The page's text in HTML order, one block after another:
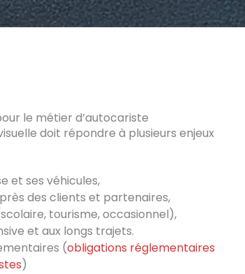
le métier d’autocariste
doit répondre à plusieurs enjeux
et ses véhicules,
des clients et partenaires,
tourisme, occasionnel),
et aux longs trajets.
(obligations réglementaires
)